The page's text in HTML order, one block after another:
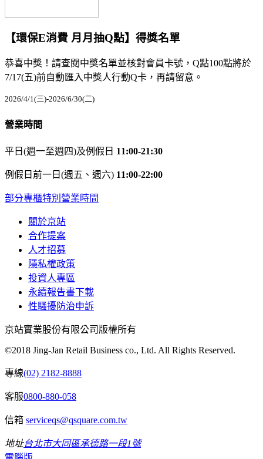
【環保E消費 月月抽Q點】得獎名單
恭喜中獎！請查閱中獎名單並核對會員卡號，Q點100點將於
7/17(五)前自動匯入中獎人行動Q卡，再請留意。
2026/4/1(三)-2026/6/30(二)
營業時間
平日(週一至週四)及例假日 11:00-21:30
例假日前一日(週五、週六) 11:00-22:00
部分專櫃特別營業時間
關於京站
合作提案
人才招募
隱私權政策
投資人專區
永續報告書下載
性騷擾防治申訴
京站實業股份有限公司版權所有
©2018 Jing-Jan Retail Business co., Ltd. All Rights Reserved.
專線(02) 2182-8888
客服0800-880-058
信箱 serviceqs@qsquare.com.tw
地址台北市大同區承德路一段1號